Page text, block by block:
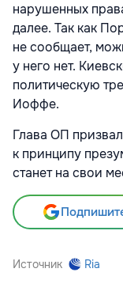
нарушенных
далее. Так как
не сообщает,
у него нет.
политическую
Иоффе.
Глава ОП
к принципу
станет на свои
Источник Ria